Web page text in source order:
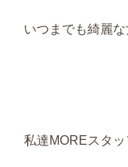
いつまでも綺麗な
私達MOREスタ